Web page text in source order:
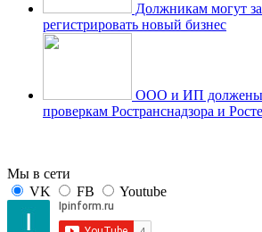
Должникам могут
регистрировать новый бизнес
ООО и ИП должены
проверкам Ространснадзора и
Мы в сети
VK
FB Youtube